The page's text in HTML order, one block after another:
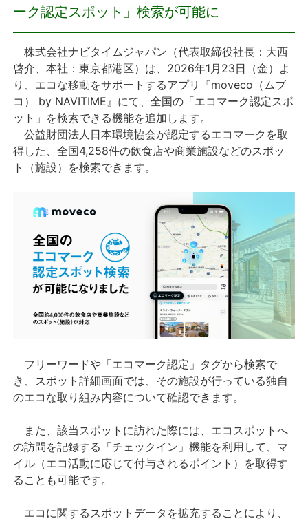
プレスリリース
プレスリリース
おしらせ
サービス
個人向けサービス
English
ーク認定スポット」検索が可能に
株式会社ナビタイムジャパン（代表取締役社長：大西
啓介、本社：東京都港区）は、2026年1月23日（金）よ
り、エコな移動をサポートするアプリ『moveco（ムブ
コ） by NAVITIME』にて、全国の「エコマーク認定スポ
ット」を検索できる機能を追加します。
公益財団法人日本環境協会が認定するエコマークを取
得した、全国4,258件の飲食店や商業施設などのスポッ
ト（施設）を検索できます。
フリーワードや「エコマーク認定」タグから検索で
き、スポット詳細画面では、その施設が行っている独自
のエコな取り組み内容について確認できます。
また、該当スポットに訪れた際には、エコスポットへ
の訪問を記録する「チェックイン」機能を利用して、マ
イル（エコ活動に応じて付与されるポイント）を取得す
ることも可能です。
エコに関するスポットデータを拡充することにより、